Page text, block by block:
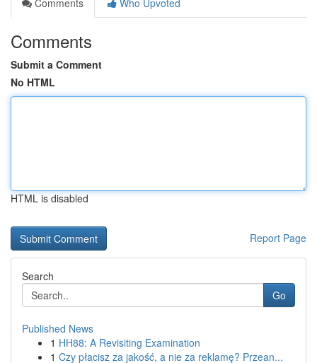
Comments
Who Upvoted
Comments
Submit a Comment
No HTML
HTML is disabled
Report Page
Search
Go
Published News
1 HH88: A Revisiting Examination
1 Czy płacisz za jakość, a nie za reklamę? Przean...